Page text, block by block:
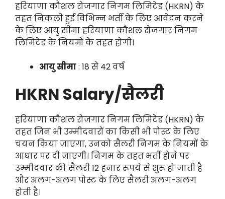
हरियाणा कौशल रोजगार निगम लिमिटेड (HKRN) के
तहत निकली हुई विभिन्न भर्ती के लिए आवेदन करने
के लिए आयु सीमा हरियाणा कौशल रोजगार निगम
लिमिटेड के नियमों के तहत होगी।
आयु सीमा: 18 से 42 वर्ष
HKRN Salary/सैलरी
हरियाणा कौशल रोजगार निगम लिमिटेड (HKRN) के
तहत जिन भी उम्मीदवारों का किसी भी पोस्ट के लिए
चयन किया जाएगा, उनको सैलरी निगम के नियमों के
आधार पर दी जाएगी। निगम के तहत भर्ती होने पर
उम्मीदवार की सैलरी 12 हजार रूपये से शुरू हो जाती है
और अलग-अलग पोस्ट के लिए सैलरी अलग-अलग
होती है।